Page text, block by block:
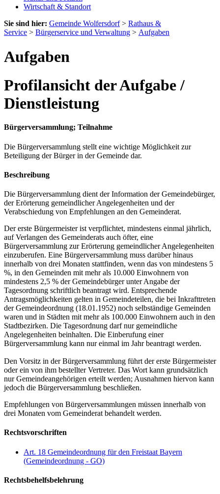
Wirtschaft & Standort
Sie sind hier: Gemeinde Wolfersdorf> Rathaus &
Service > Bürgerservice und Verwaltung > Aufgaben
Aufgaben
Profilansicht der Aufgabe /
Dienstleistung
Bürgerversammlung; Teilnahme
Die Bürgerversammlung stellt eine wichtige Möglichkeit zur
Beteiligung der Bürger in der Gemeinde dar.
Beschreibung
Die Bürgerversammlung dient der Information der Gemeindebürger,
der Erörterung gemeindlicher Angelegenheiten und der
Verabschiedung von Empfehlungen an den Gemeinderat.
Der erste Bürgermeister ist verpflichtet, mindestens einmal jährlich,
auf Verlangen des Gemeinderats auch öfter, eine
Bürgerversammlung zur Erörterung gemeindlicher Angelegenheiten
einzuberufen. Eine Bürgerversammlung muss darüber hinaus
innerhalb von drei Monaten stattfinden, wenn das von mindestens 5
%, in den Gemeinden mit mehr als 10.000 Einwohnern von
mindestens 2,5 % der Gemeindebürger unter Angabe der
Tagesordnung schriftlich beantragt wird. Entsprechende
Antragsmöglichkeiten gelten in Gemeindeteilen, die bei Inkrafttreten
der Gemeindeordnung (18.01.1952) noch selbständige Gemeinden
waren und in Städten mit mehr als 100.000 Einwohnern auch in den
Stadtbezirken. Die Tagesordnung darf nur gemeindliche
Angelegenheiten beinhalten. Die Einberufung einer
Bürgerversammlung kann nur einmal im Jahr beantragt werden.
Den Vorsitz in der Bürgerversammlung führt der erste Bürgermeister
oder ein von ihm bestellter Vertreter. Das Wort kann grundsätzlich
nur Gemeindeangehörigen erteilt werden; Ausnahmen hiervon kann
jedoch die Bürgerversammlung beschließen.
Empfehlungen von Bürgerversammlungen müssen innerhalb von
drei Monaten vom Gemeinderat behandelt werden.
Rechtsvorschriften
Art. 18 Gemeindeordnung für den Freistaat Bayern
(Gemeindeordnung - GO)
Rechtsbehelfsbelehrung